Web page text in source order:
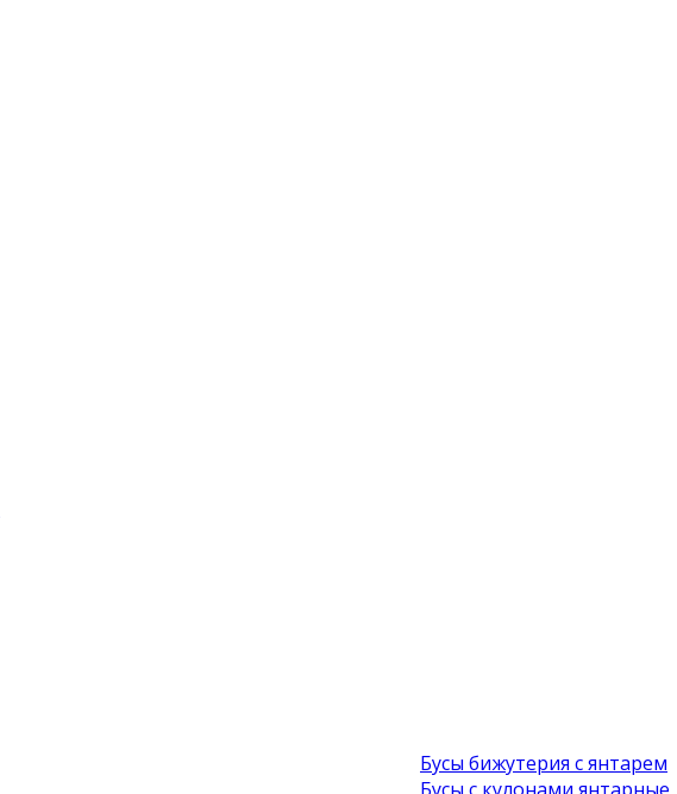
Бусы бижутерия с янтарем